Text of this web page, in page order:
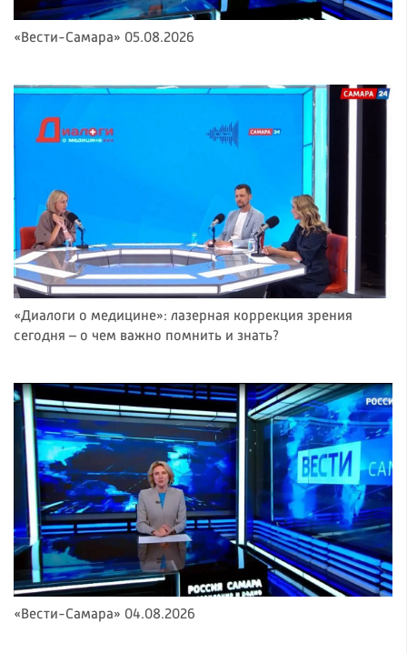
«Вести-Самара» 05.08.2026
«Диалоги о медицине»: лазерная коррекция зрения
сегодня – о чем важно помнить и знать?
«Вести-Самара» 04.08.2026